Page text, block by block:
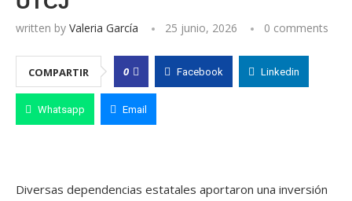
written by Valeria García 25 junio, 2026 0 comments
COMPARTIR 0 Facebook Linkedin
Whatsapp Email
Diversas dependencias estatales aportaron una inversión